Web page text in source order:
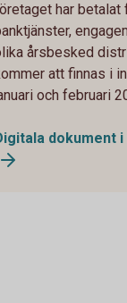
har betalat
årsbesked
att finnas i
och februari
dokument